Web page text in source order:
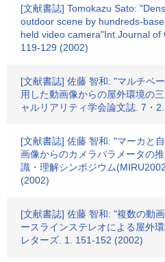
[文献書誌] Tomokazu Sato:
outdoor scene by hundreds-
held video camera"Int.Journal of
119-129 (2002)
[文献書誌] 佐藤 智和: "マルチベ
用した動画像からの屋外環境の
ャルリアリティ学会論文誌. 7・
[文献書誌] 佐藤 智和: "マーカと
画像からのカメラパラメータの
識・理解シンポジウム
(2002)
[文献書誌] 佐藤 智和: "複数の動
ースラインステレオによる屋外
レターズ. 1. 151-152 (2002)